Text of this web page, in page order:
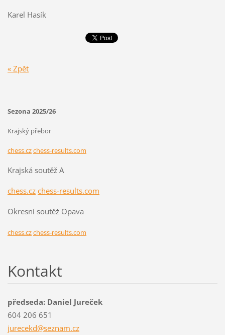
Karel Hasík
« Zpět
Sezona 2025/26
Krajský přebor
chess.czchess-results.com
Krajská soutěž A
chess.cz chess-results.com
Okresní soutěž Opava
chess.czchess-results.com
Kontakt
předseda: Daniel Jureček
604 206 651
jurecekd@seznam.cz